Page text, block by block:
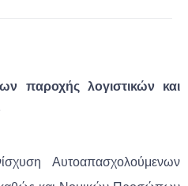
παροχής λογιστικών και
Αυτοαπασχολούμενων